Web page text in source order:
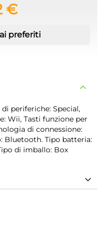
€
preferiti
periferiche: Special,
Wii, Tasti funzione per
di connessione:
Bluetooth. Tipo batteria:
di imballo: Box